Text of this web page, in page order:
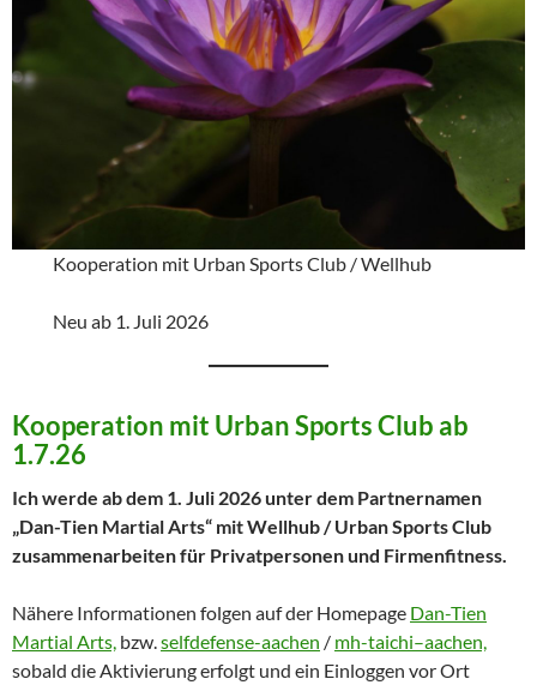
Kooperation mit Urban Sports Club / Wellhub
Neu ab 1. Juli 2026
Kooperation mit Urban Sports Club ab
1.7.26
Ich werde ab dem 1. Juli 2026 unter dem Partnernamen
„Dan-Tien Martial Arts“ mit Wellhub / Urban Sports Club
zusammenarbeiten für Privatpersonen und Firmenfitness.
Nähere Informationen folgen auf der Homepage Dan-Tien
Martial Arts, bzw. selfdefense-aachen / mh-taichi–aachen,
sobald die Aktivierung erfolgt und ein Einloggen vor Ort